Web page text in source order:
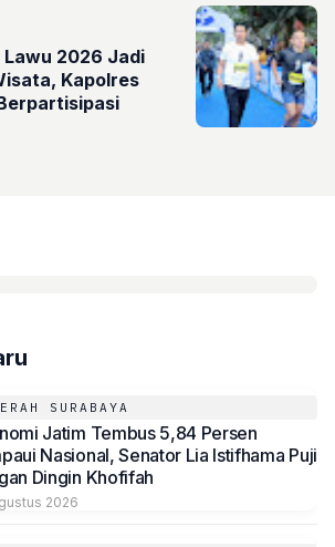
Lawu 2026 Jadi
Kapolres
SURABAYA
Jatim Tembus 5,84 Persen
Nasional, Senator Lia Istifhama Puji
Dingin Khofifah
2026